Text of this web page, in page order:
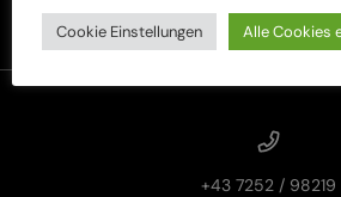
+43 7252 / 98219
Cookie Einstellungen Alle Cookies